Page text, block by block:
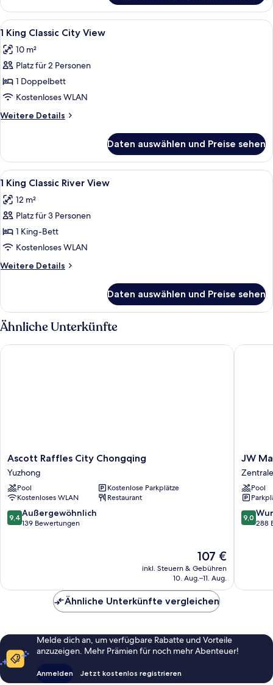
Alle
Fotos
für
1
King
Classic
City
View
Daunenbettdecken, Minibar,
5
1 King Classic City View
10 m²
Platz für 2 Personen
1 Doppelbett
Kostenloses WLAN
Weitere Details
Weitere
King
Classic
City
Daten auswählen und Preise sehen
Alle
Fotos
für
1
King
Classic
River
View
Daunenbettdecken, Minibar,
5
1 King Classic River View
12 m²
Platz für 3 Personen
1 King-Bett
Kostenloses WLAN
Weitere Details
Weitere
King
Classic
River
Daten auswählen und Preise sehen
Ähnliche Unterkünfte
Ascott
Raffles
City
Chongqing
Yuzhong
Ascott Raffles City Chongqing
Yuzhong
Pool
Kostenlose Parkplätze
Kostenloses WLAN
Restaurant
9.4
von
9,4 Außergewöhnlich
139 Bewertungen
Der
Preis
beträgt
107 €
inkl. Steuern & Gebühren
10. Aug.–11. Aug.
Ascott Raffles City Chongqing
JW
Marriott
Hotel
JW
Pool
9.0
von
9,0
288
JW
Ähnliche Unterkünfte vergleichen
Melde dich an, um verfügbare Rabatte und Vorteile
anzuzeigen. Mehr Prämien für noch mehr Abenteuer!
Anmelden Jetzt kostenlos registrieren